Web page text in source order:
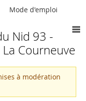
Nid 93 -
Courneuve
à modération
Mode d'emploi